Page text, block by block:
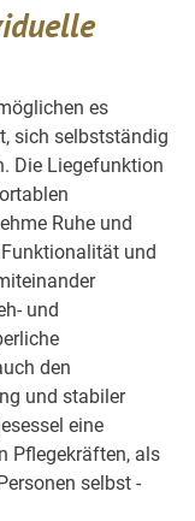
es
sich selbstständig
Die Liegefunktion
Ruhe und
und
und
den
und stabiler
eine
Pflegekräften, als
selbst -